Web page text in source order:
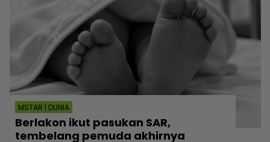
MSTAR | DUNIA
Berlakon ikut pasukan SAR,
tembelang pemuda akhirnya